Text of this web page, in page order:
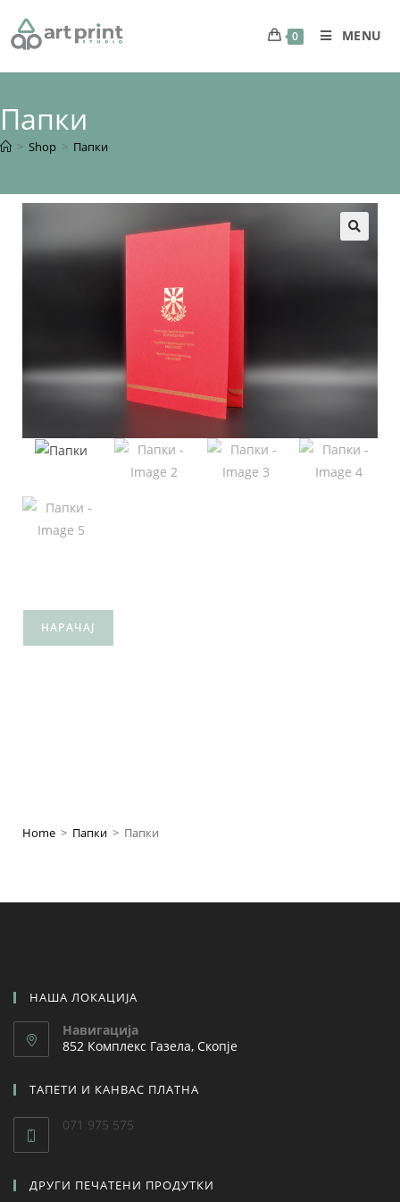
0 MENU
Папки
> Shop > Папки
НАРАЧАЈ
Home > Папки > Папки
НАША ЛОКАЦИЈА
Навигација
852 Комплекс Газела, Скопје
ТАПЕТИ И КАНВАС ПЛАТНА
071 975 575
ДРУГИ ПЕЧАТЕНИ ПРОДУТКИ